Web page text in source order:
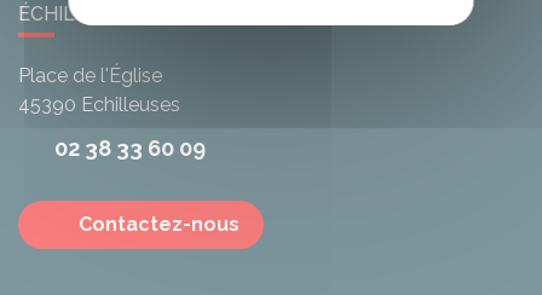
ÉCHILLEUSES
Place de l'Église
45390 Echilleuses
02 38 33 60 09
Contactez-nous